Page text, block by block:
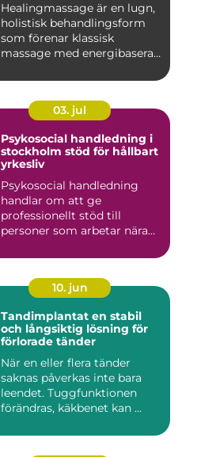
Healingmassage är en lugn,
holistisk behandlingsform
som förenar klassisk
massage med energibaserad
03. jul
Psykosocial handledning i
stockholm stöd för hållbart
yrkesliv
Psykosocial handledning
handlar om att ge
professionellt stöd till
personer som arbetar nära
10. jun
Tandimplantat en stabil
och långsiktig lösning för
förlorade tänder
När en eller flera tänder
saknas påverkas inte bara
leendet. Tuggfunktionen
förändras, käkbenet kan ...